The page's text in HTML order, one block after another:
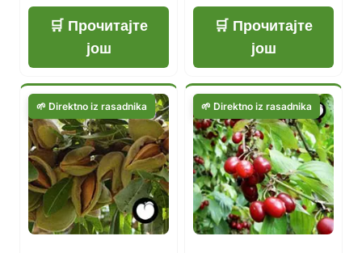
Прочитајте
још
Прочитајте
још